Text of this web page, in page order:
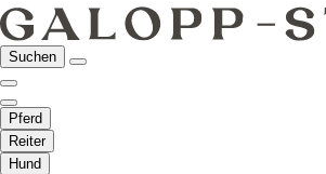
Suchen
Pferd
Reiter
Hund